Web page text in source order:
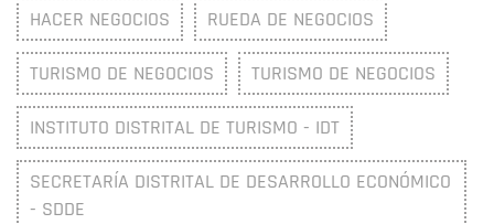
HACER NEGOCIOS RUEDA DE NEGOCIOS
TURISMO DE NEGOCIOS TURISMO DE NEGOCIOS
INSTITUTO DISTRITAL DE TURISMO - IDT
SECRETARÍA DISTRITAL DE DESARROLLO ECONÓMICO
- SDDE